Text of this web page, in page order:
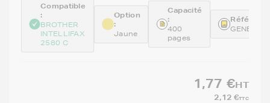
Compatible
:
BROTHER
INTELLIFAX
2580 C
Option
:
Jaune
Capacité
:
400
pages
1,77 €HT
2,12 €TTC